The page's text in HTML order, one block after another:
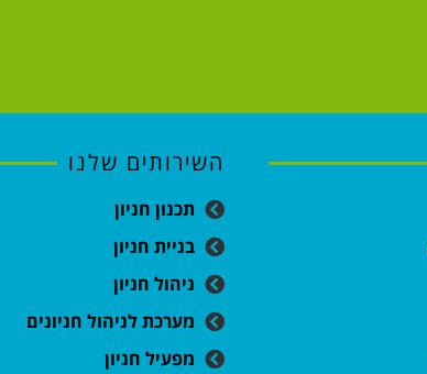
השירותים שלנו
תכנון חניון
בניית חניון
ניהול חניון
מערכת לניהול חניונים
מפעיל חניון